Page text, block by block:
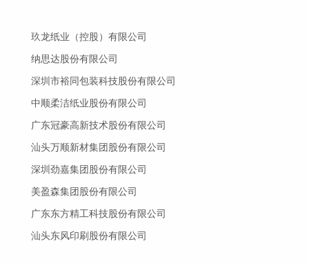
玖龙纸业（控股）有限公司
纳思达股份有限公司
深圳市裕同包装科技股份有限公司
中顺柔洁纸业股份有限公司
广东冠豪高新技术股份有限公司
汕头万顺新材集团股份有限公司
深圳劲嘉集团股份有限公司
美盈森集团股份有限公司
广东东方精工科技股份有限公司
汕头东风印刷股份有限公司